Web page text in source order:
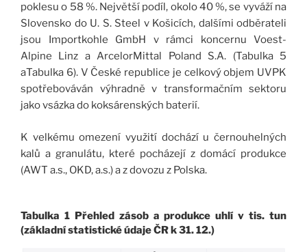
poklesu o 58 %. Největší podíl, okolo 40 %, se vyváží na
Slovensko do U. S. Steel v Košicích, dalšími odběrateli
jsou Importkohle GmbH v rámci koncernu Voest-
Alpine Linz a ArcelorMittal Poland S.A. (Tabulka 5
aTabulka 6). V České republice je celkový objem UVPK
spotřebováván výhradně v transformačním sektoru
jako vsázka do koksárenských baterií.
K velkému omezení využití dochází u černouhelných
kalů a granulátu, které pocházejí z domácí produkce
(AWT a.s., OKD, a.s.) a z dovozu z Polska.
Tabulka 1 Přehled zásob a produkce uhlí v tis. tun
(základní statistické údaje ČR k 31. 12.)